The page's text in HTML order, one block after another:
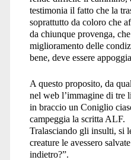
testimonia il fatto che la
soprattutto da coloro che
da chiunque provenga,
miglioramento delle
bene, deve essere
A questo proposito, da
nel web l’immagine di tre
in braccio un Coniglio
campeggia la scritta ALF.
Tralasciando gli insulti, si
creature le avessero
indietro?”.